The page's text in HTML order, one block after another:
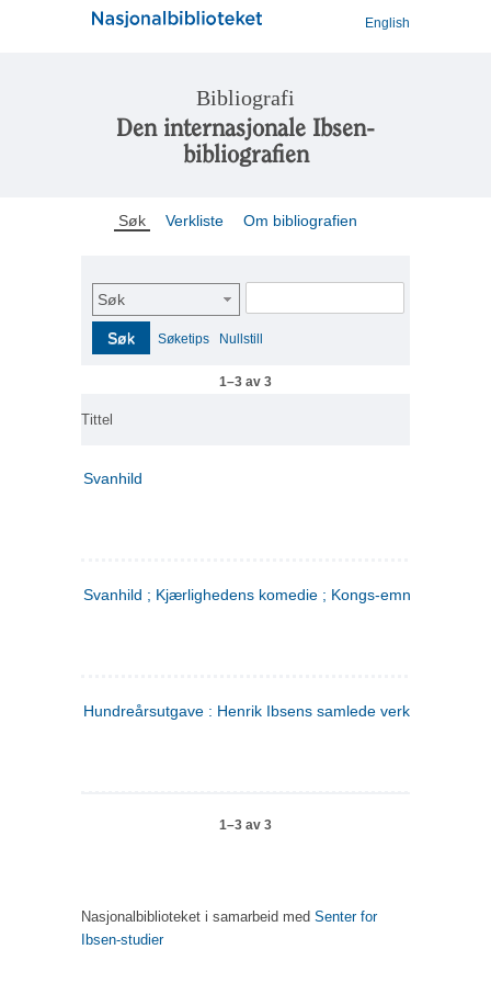
English
Bibliografi
Den internasjonale Ibsen-
bibliografien
Søk Verkliste Om bibliografien
Søk
Søk Søketips Nullstill
1–3 av 3
Tittel
Svanhild
Svanhild ; Kjærlighedens komedie ; Kongs-emnerne
Hundreårsutgave : Henrik Ibsens samlede verker. 4
1–3 av 3
Nasjonalbiblioteket i samarbeid med Senter for
Ibsen-studier